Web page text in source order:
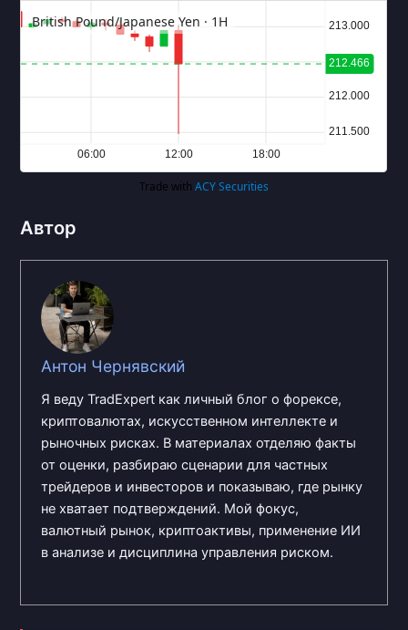
Автор
Антон Чернявский
Я веду TradExpert как личный блог о форексе,
криптовалютах, искусственном интеллекте и
рыночных рисках. В материалах отделяю факты
от оценки, разбираю сценарии для частных
трейдеров и инвесторов и показываю, где рынку
не хватает подтверждений. Мой фокус,
валютный рынок, криптоактивы, применение ИИ
в анализе и дисциплина управления риском.